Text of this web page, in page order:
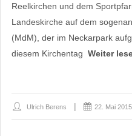
Reelkirchen und dem
Landeskirche auf dem
(MdM), der im Neckarpark
diesem Kirchentag Weiter
Ulrich Berens 22. Mai 2015